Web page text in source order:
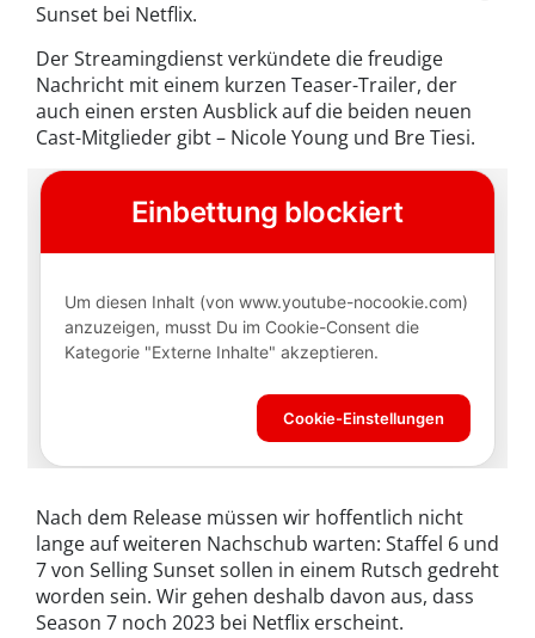
Sunset bei Netflix.
Der Streamingdienst verkündete die freudige
Nachricht mit einem kurzen Teaser-Trailer, der
auch einen ersten Ausblick auf die beiden neuen
Cast-Mitglieder gibt – Nicole Young und Bre Tiesi.
Nach dem Release müssen wir hoffentlich nicht
lange auf weiteren Nachschub warten: Staffel 6 und
7 von Selling Sunset sollen in einem Rutsch gedreht
worden sein. Wir gehen deshalb davon aus, dass
Season 7 noch 2023 bei Netflix erscheint.